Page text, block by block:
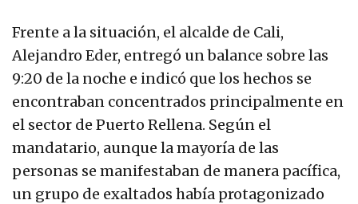
Frente a la situación, el alcalde de Cali,
Alejandro Eder, entregó un balance sobre las
9:20 de la noche e indicó que los hechos se
encontraban concentrados principalmente en
el sector de Puerto Rellena. Según el
mandatario, aunque la mayoría de las
personas se manifestaban de manera pacífica,
un grupo de exaltados había protagonizado